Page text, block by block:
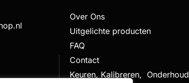
Over Ons
Uitgelichte producten
FAQ
Contact
Keuren, Kalibreren, Onderhoud